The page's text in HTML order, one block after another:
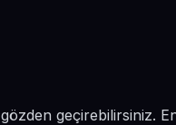
gözden geçirebilirsiniz.